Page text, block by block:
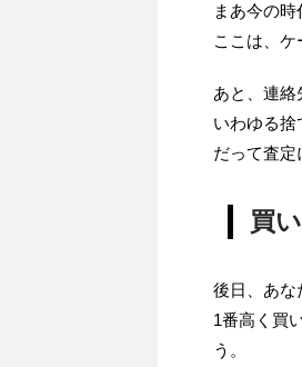
まあ今の
ここは、ケ
あと、連絡
いわゆる捨
だって査定
買
後日、あな
1番高く買
う。